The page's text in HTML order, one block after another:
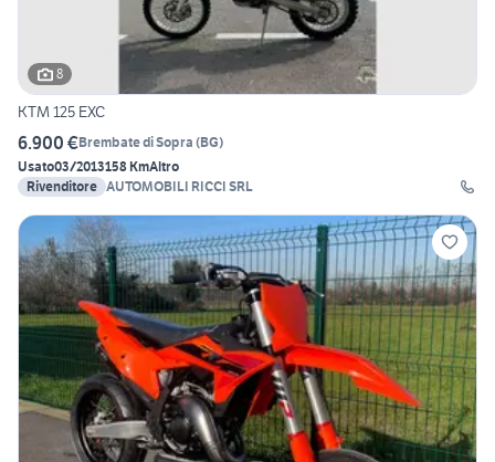
8
KTM 125 EXC
6.900 €Brembate di Sopra (BG)
Usato03/2013158 KmAltro
Rivenditore AUTOMOBILI RICCI SRL